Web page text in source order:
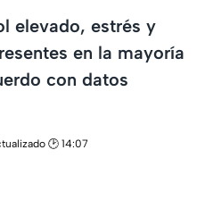
elevado, estrés y
en la mayoría
con datos
🕑 14:07